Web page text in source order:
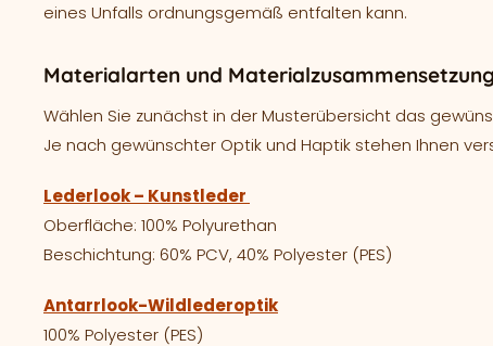
eines Unfalls ordnungsgemäß entfalten kann.
Materialarten und
Wählen Sie zunächst in der Musterübersicht das
Je nach gewünschter Optik und Haptik stehen Ihnen
Lederlook – Kunstleder
Oberfläche: 100% Polyurethan
Beschichtung: 60% PCV, 40% Polyester (PES)
Antarrlook-Wildlederoptik
100% Polyester (PES)